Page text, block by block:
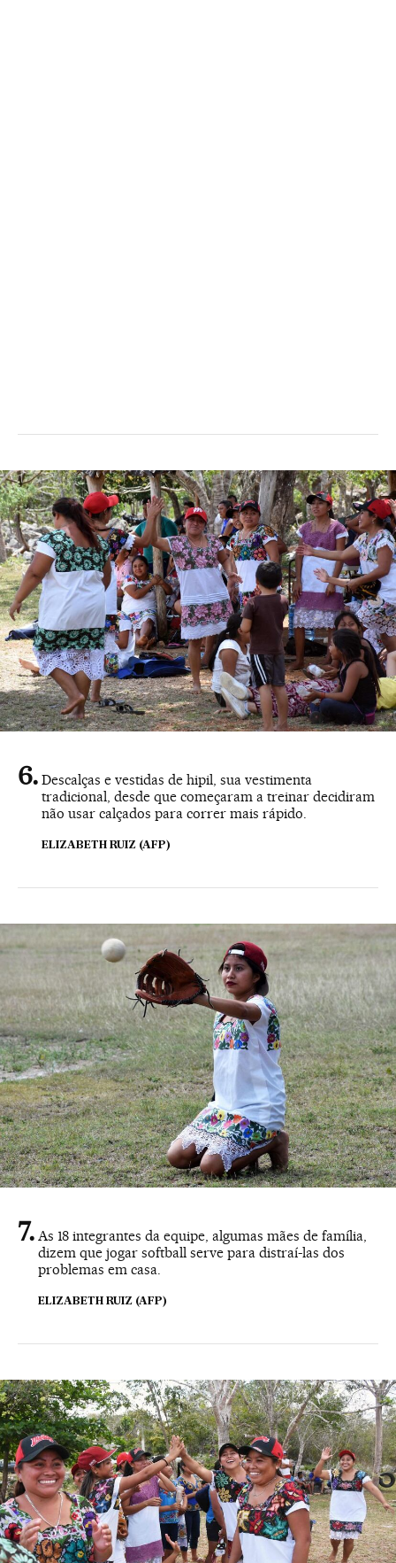
Descalças e vestidas de hipil, sua vestimenta
tradicional, desde que começaram a treinar decidiram
não usar calçados para correr mais rápido.
ELIZABETH RUIZ (AFP)
As 18 integrantes da equipe, algumas mães de família,
dizem que jogar softball serve para distraí-las dos
problemas em casa.
ELIZABETH RUIZ (AFP)